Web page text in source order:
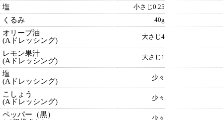
塩 小さじ0.25
くるみ 40g
オリーブ油
(Aドレッシング)
大さじ4
レモン果汁
(Aドレッシング)
大さじ1
塩
(Aドレッシング)
少々
こしょう
(Aドレッシング)
少々
ペッパー（黒）
少々